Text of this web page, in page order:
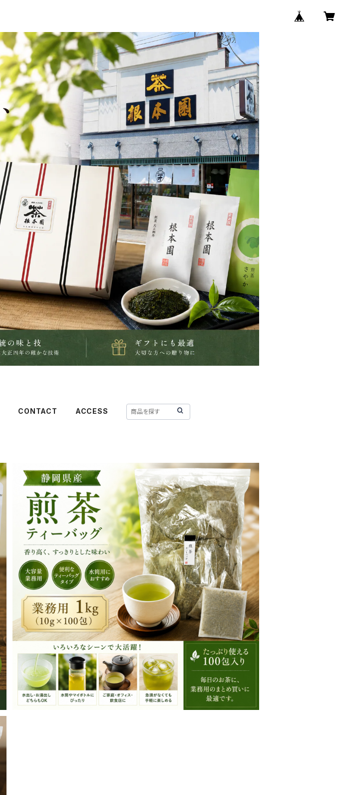
CONTACT ACCESS
【業務用】煎茶ティーバッグ 1kg（10g×100包・静岡県産）水筒用・大容
量・まとめ買いに最適
¥1,920